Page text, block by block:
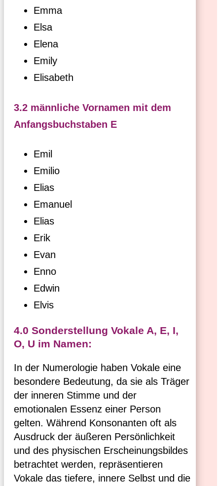
Emma
Elsa
Elena
Emily
Elisabeth
3.2 männliche Vornamen mit dem
Anfangsbuchstaben E
Emil
Emilio
Elias
Emanuel
Elias
Erik
Evan
Enno
Edwin
Elvis
4.0 Sonderstellung Vokale A, E, I,
O, U im Namen:
In der Numerologie haben Vokale eine
besondere Bedeutung, da sie als Träger
der inneren Stimme und der
emotionalen Essenz einer Person
gelten. Während Konsonanten oft als
Ausdruck der äußeren Persönlichkeit
und des physischen Erscheinungsbildes
betrachtet werden, repräsentieren
Vokale das tiefere, innere Selbst und die